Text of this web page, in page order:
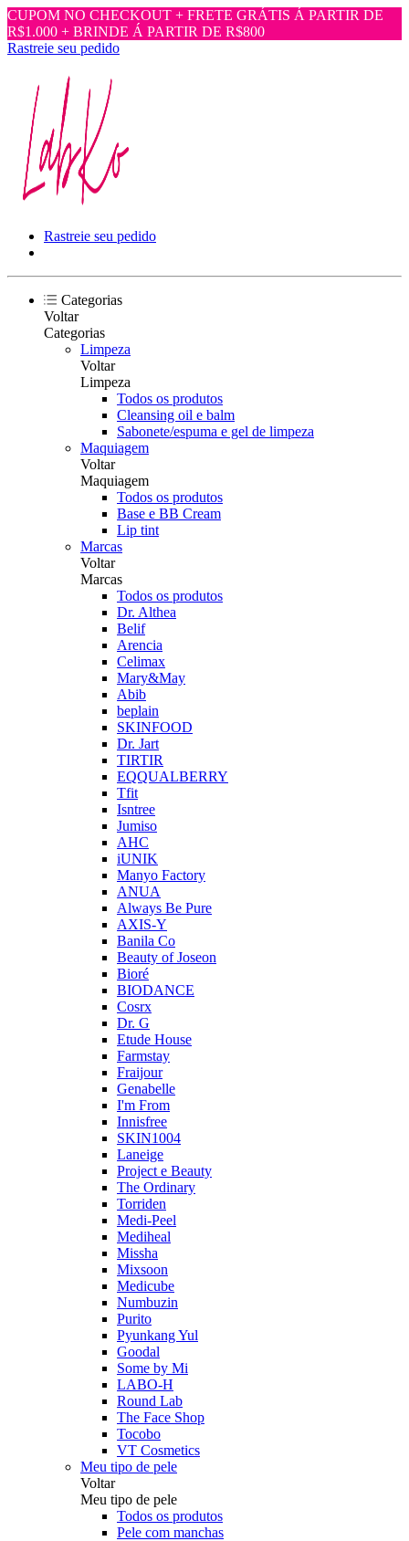
CUPOM NO CHECKOUT + FRETE GRÁTIS Á PARTIR DE
R$1.000 + BRINDE Á PARTIR DE R$800
Rastreie seu pedido
Rastreie seu pedido
Categorias
Voltar
Categorias
Limpeza
Voltar
Limpeza
Todos os produtos
Cleansing oil e balm
Sabonete/espuma e gel de limpeza
Maquiagem
Voltar
Maquiagem
Todos os produtos
Base e BB Cream
Lip tint
Marcas
Voltar
Marcas
Todos os produtos
Dr. Althea
Belif
Arencia
Celimax
Mary&May
Abib
beplain
SKINFOOD
Dr. Jart
TIRTIR
EQQUALBERRY
Tfit
Isntree
Jumiso
AHC
iUNIK
Manyo Factory
ANUA
Always Be Pure
AXIS-Y
Banila Co
Beauty of Joseon
Bioré
BIODANCE
Cosrx
Dr. G
Etude House
Farmstay
Fraijour
Genabelle
I'm From
Innisfree
SKIN1004
Laneige
Project e Beauty
The Ordinary
Torriden
Medi-Peel
Mediheal
Missha
Mixsoon
Medicube
Numbuzin
Purito
Pyunkang Yul
Goodal
Some by Mi
LABO-H
Round Lab
The Face Shop
Tocobo
VT Cosmetics
Meu tipo de pele
Voltar
Meu tipo de pele
Todos os produtos
Pele com manchas